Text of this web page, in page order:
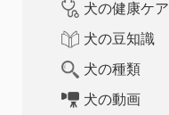
犬の健康ケア
犬の豆知識
犬の種類
犬の動画